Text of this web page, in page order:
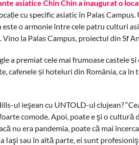
asiatice Chin Chin a inaugurat o
cu specific asiatic în Palas
o armonie între cele patru culturi
la Palas Campus, proiectul din Sf
a premiat cele mai frumoase castele
cafenele și hoteluri din România, ca în
ul ieşean cu UNTOLD-ul clujean?
comode. Apoi, poate e şi o
nu era pandemia, poate că mai
Iaşi sau în altă parte, ei sunt